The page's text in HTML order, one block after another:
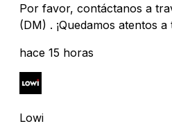
Por favor, contáctanos a
(DM) . ¡Quedamos atentos a
hace 15 horas
Lowi